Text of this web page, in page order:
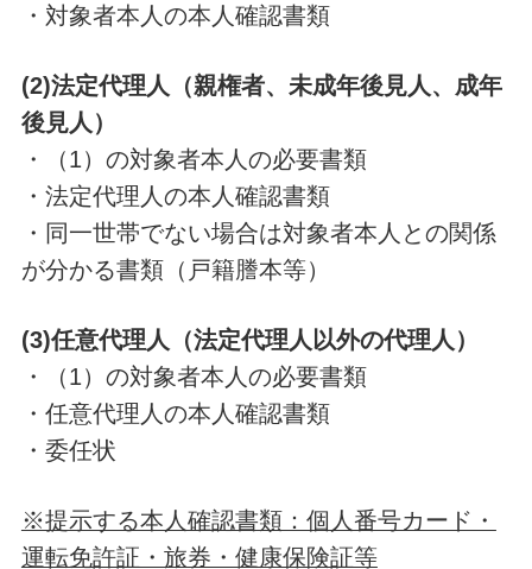
・対象者本人の本人確認書類
(2)法定代理人（親権者、未成年後見人、成年
後見人）
・（1）の対象者本人の必要書類
・法定代理人の本人確認書類
・同一世帯でない場合は対象者本人との関係
が分かる書類（戸籍謄本等）
(3)任意代理人（法定代理人以外の代理人）
・（1）の対象者本人の必要書類
・任意代理人の本人確認書類
・委任状
※提示する本人確認書類：個人番号カード・
運転免許証・旅券・健康保険証等